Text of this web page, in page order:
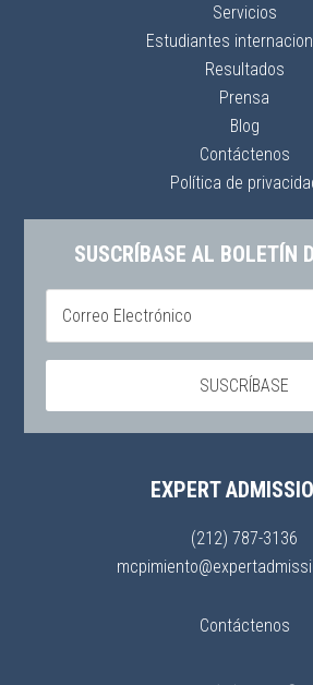
Servicios
Estudiantes
Resultados
Prensa
Blog
Contáctenos
Política de
SUSCRÍBASE AL BOLETÍN
EXPERT
(212) 787-3136
Contáctenos